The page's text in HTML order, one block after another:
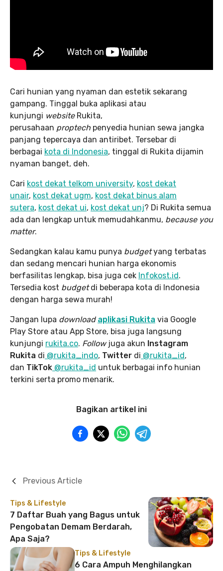
Cari hunian yang nyaman dan estetik sekarang
gampang. Tinggal buka aplikasi atau
kunjungi websiteRukita,
perusahaan proptech penyedia hunian sewa jangka
panjang tepercaya dan antiribet. Tersebar di
berbagai kota di Indonesia, tinggal di Rukita dijamin
nyaman banget, deh.
Cari kost dekat telkom university, kost dekat
unair, kost dekat ugm, kost dekat binus alam
sutera, kost dekat ui, kost dekat unj? Di Rukita semua
ada dan lengkap untuk memudahkanmu, because you
matter.
Sedangkan kalau kamu punya budgetyang terbatas
dan sedang mencari hunian harga ekonomis
berfasilitas lengkap, bisa juga cek Infokost.id.
Tersedia kost budgetdi beberapa kota di Indonesia
dengan harga sewa murah!
Jangan lupa download aplikasi Rukita via Google
Play Store atau App Store, bisa juga langsung
kunjungi rukita.co. Followjuga akun Instagram
Rukita di @rukita_indo, Twitter di @rukita_id,
dan TikTok @rukita_id untuk berbagai info hunian
terkini serta promo menarik.
Bagikan artikel ini
Tips & Lifestyle
7 Daftar Buah yang Bagus untuk
Pengobatan Demam Berdarah,
Apa Saja?
Previous Article
Tips & Lifestyle
6 Cara Ampuh Menghilangkan